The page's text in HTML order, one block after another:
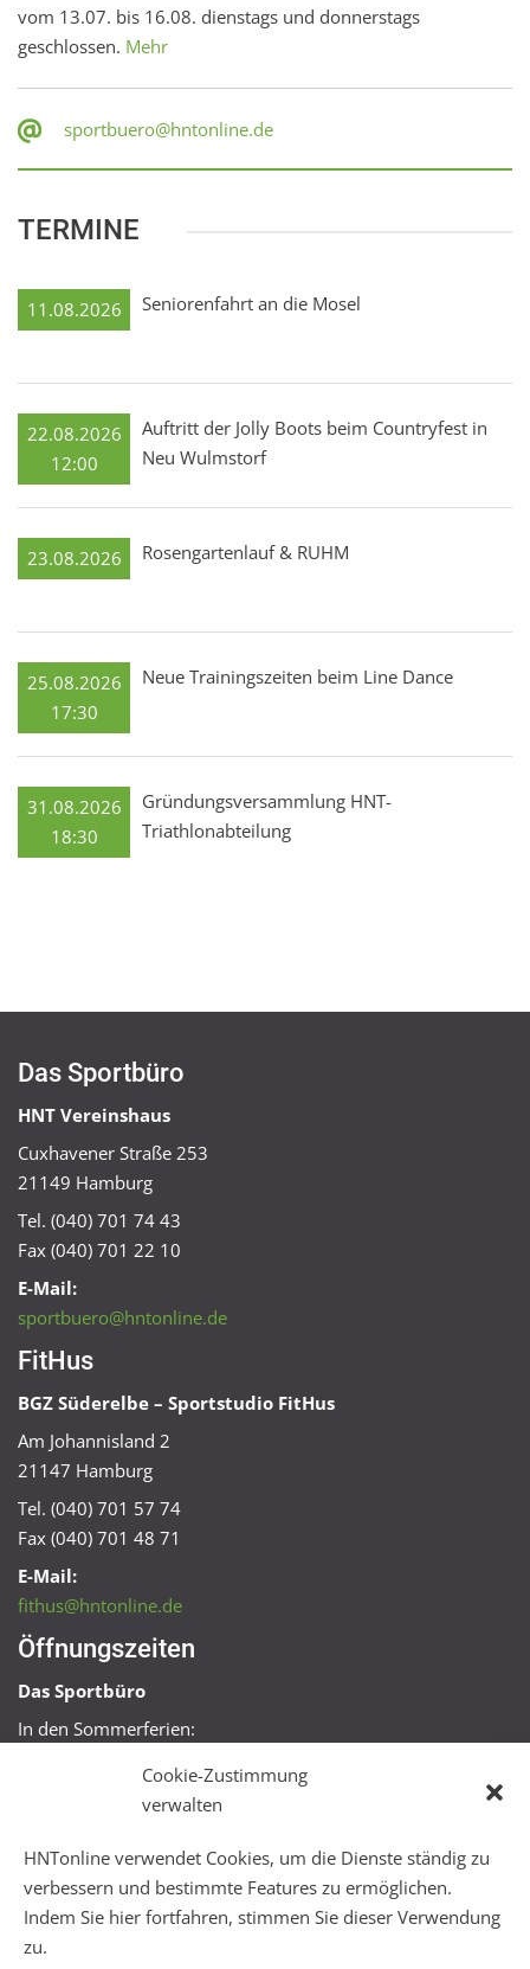
Cookie-Zustimmung
verwalten
HNTonline verwendet Cookies, um die Dienste ständig zu
verbessern und bestimmte Features zu ermöglichen.
Indem Sie hier fortfahren, stimmen Sie dieser Verwendung
zu.
vom 13.07. bis 16.08. dienstags und donnerstags
geschlossen. Mehr
sportbuero@hntonline.de
TERMINE
11.08.2026 Seniorenfahrt an die Mosel
22.08.2026
12:00
Auftritt der Jolly Boots beim Countryfest in
Neu Wulmstorf
23.08.2026 Rosengartenlauf & RUHM
25.08.2026
17:30
Neue Trainingszeiten beim Line Dance
31.08.2026
18:30
Gründungsversammlung HNT-
Triathlonabteilung
Das Sportbüro
HNT Vereinshaus
Cuxhavener Straße 253
21149 Hamburg
Tel. (040) 701 74 43
Fax (040) 701 22 10
E-Mail:
sportbuero@hntonline.de
FitHus
BGZ Süderelbe – Sportstudio FitHus
Am Johannisland 2
21147 Hamburg
Tel. (040) 701 57 74
Fax (040) 701 48 71
E-Mail:
fithus@hntonline.de
Öffnungszeiten
Das Sportbüro
In den Sommerferien:
Mo + Mi 16:00 – 18:00 Uhr
Mo – Fr 08:00 – 22:00 Uhr
Sa + So 10:00 – 18:00 Uhr